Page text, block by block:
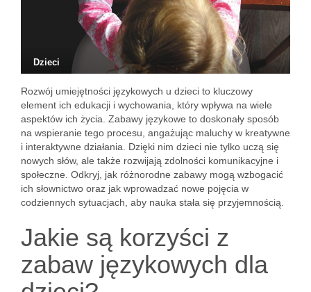
Dzieci
Rozwój umiejętności językowych u dzieci to kluczowy
element ich edukacji i wychowania, który wpływa na wiele
aspektów ich życia. Zabawy językowe to doskonały sposób
na wspieranie tego procesu, angażując maluchy w kreatywne
i interaktywne działania. Dzięki nim dzieci nie tylko uczą się
nowych słów, ale także rozwijają zdolności komunikacyjne i
społeczne. Odkryj, jak różnorodne zabawy mogą wzbogacić
ich słownictwo oraz jak wprowadzać nowe pojęcia w
codziennych sytuacjach, aby nauka stała się przyjemnością.
Jakie są korzyści z
zabaw językowych dla